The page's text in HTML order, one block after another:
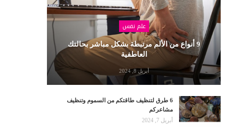
علم نفس
9 أنواع من الألم مرتبطة بشكل مباشر بحالتك
العاطفية
أبريل 8, 2024
6 طرق لتنظيف طاقتكم من السموم وتنظيف
مشاعركم
أبريل 7, 2024